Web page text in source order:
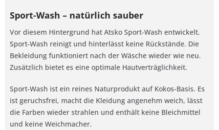
Sport-Wash – natürlich sauber
Vor diesem Hintergrund hat Atsko Sport-Wash entwickelt.
Sport-Wash reinigt und hinterlässt keine Rückstände. Die
Bekleidung funktioniert nach der Wäsche wieder wie neu.
Zusätzlich bietet es eine optimale Hautverträglichkeit.
Sport-Wash ist ein reines Naturprodukt auf Kokos-Basis. Es
ist geruchsfrei, macht die Kleidung angenehm weich, lässt
die Farben wieder strahlen und enthält keine Bleichmittel
und keine Weichmacher.